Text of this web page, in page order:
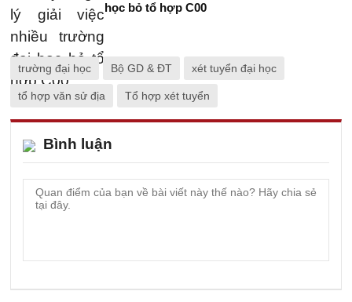
học bỏ tổ hợp C00
trường đại học Bộ GD & ĐT xét tuyển đại học
tổ hợp văn sử địa Tổ hợp xét tuyển
Bình luận